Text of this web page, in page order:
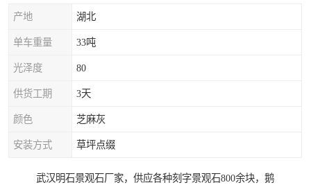
产地 湖北
单车重量 33吨
光泽度 80
供货工期 3天
颜色 芝麻灰
安装方式 草坪点缀
武汉明石景观石厂家，供应各种刻字景观石800余块，鹅